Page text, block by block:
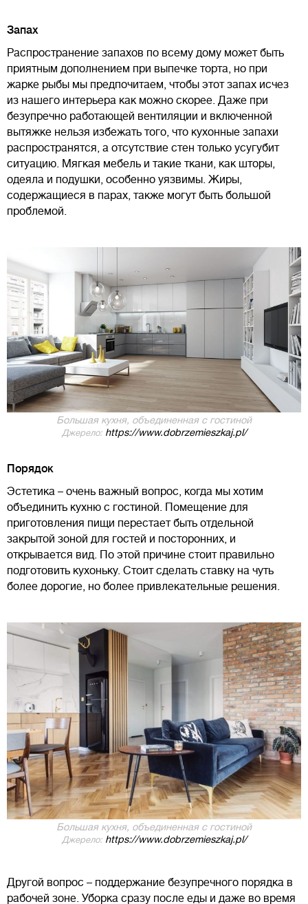
Запах
Распространение запахов по всему дому может быть
приятным дополнением при выпечке торта, но при
жарке рыбы мы предпочитаем, чтобы этот запах исчез
из нашего интерьера как можно скорее. Даже при
безупречно работающей вентиляции и включенной
вытяжке нельзя избежать того, что кухонные запахи
распространятся, а отсутствие стен только усугубит
ситуацию. Мягкая мебель и такие ткани, как шторы,
одеяла и подушки, особенно уязвимы. Жиры,
содержащиеся в парах, также могут быть большой
проблемой.
Большая кухня, объединенная с гостиной
Джерело:https://www.dobrzemieszkaj.pl/
Порядок
Эстетика – очень важный вопрос, когда мы хотим
объединить кухню с гостиной. Помещение для
приготовления пищи перестает быть отдельной
закрытой зоной для гостей и посторонних, и
открывается вид. По этой причине стоит правильно
подготовить кухоньку. Стоит сделать ставку на чуть
более дорогие, но более привлекательные решения.
Большая кухня, объединенная с гостиной
Джерело:https://www.dobrzemieszkaj.pl/
Другой вопрос – поддержание безупречного порядка в
рабочей зоне. Уборка сразу после еды и даже во время